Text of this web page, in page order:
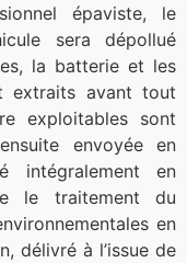
épaviste, le
sera dépollué
la batterie et les
extraits avant tout
exploitables sont
envoyée en
intégralement en
le traitement du
en
délivré à l’issue de